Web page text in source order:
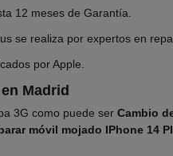
12 meses de Garantía.
se realiza por expertos en
por Apple.
Madrid
3G como puede ser Cambio
móvil mojado IPhone 14